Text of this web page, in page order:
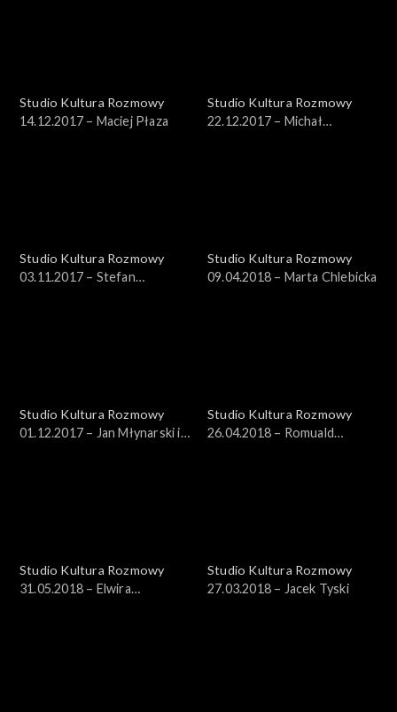
Studio Kultura Rozmowy
14.12.2017 – Maciej Płaza
Studio Kultura Rozmowy
22.12.2017 – Michał
Studio Kultura Rozmowy
03.11.2017 – Stefan
Studio Kultura Rozmowy
09.04.2018 – Marta Chlebicka
Studio Kultura Rozmowy
01.12.2017 – Jan Młynarski i
Studio Kultura Rozmowy
26.04.2018 – Romuald
Studio Kultura Rozmowy
31.05.2018 – Elwira
Studio Kultura Rozmowy
27.03.2018 – Jacek Tyski